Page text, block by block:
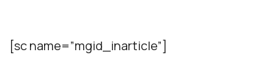
[sc name=”mgid_inarticle”]